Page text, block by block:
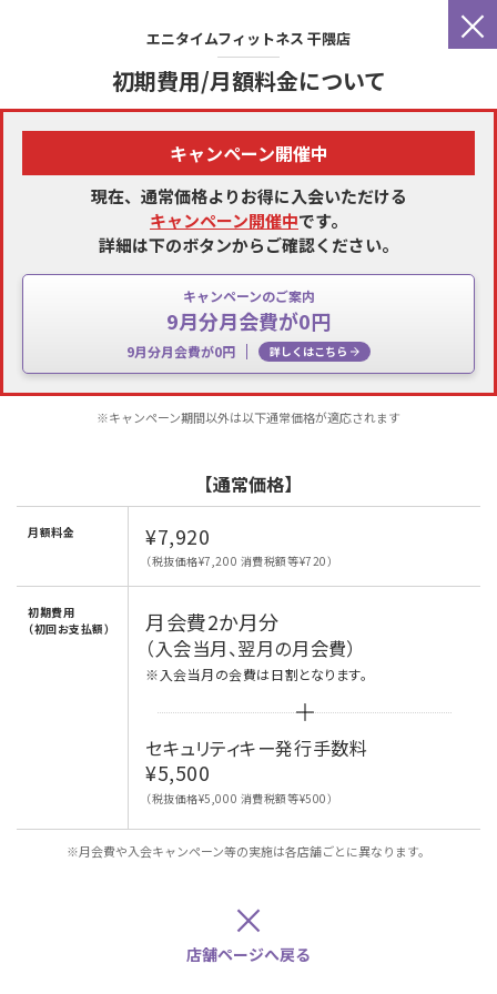
×
エニタイムフィットネス 干隈店
初期費用/月額料金について
キャンペーン開催中
現在、通常価格よりお得に入会いただける
キャンペーン開催中です。
詳細は下のボタンからご確認ください。
キャンペーンのご案内
9月分月会費が0円
9月分月会費が0円 詳しくはこちら
※キャンペーン期間以外は以下通常価格が適応されます
【通常価格】
月額料金 ¥7,920
（税抜価格¥7,200 消費税額等¥720）
初期費用
（初回お支払額）
月会費2か月分
（入会当月、翌月の月会費）
※入会当月の会費は日割となります。
セキュリティキー発行手数料
¥5,500
（税抜価格¥5,000 消費税額等¥500）
※月会費や入会キャンペーン等の実施は各店舗ごとに異なります。
×
店舗ページへ戻る